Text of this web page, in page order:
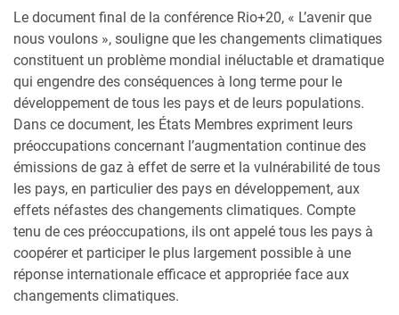
Le document final de la conférence Rio+20, « L’avenir que
nous voulons », souligne que les changements climatiques
constituent un problème mondial inéluctable et dramatique
qui engendre des conséquences à long terme pour le
développement de tous les pays et de leurs populations.
Dans ce document, les États Membres expriment leurs
préoccupations concernant l’augmentation continue des
émissions de gaz à effet de serre et la vulnérabilité de tous
les pays, en particulier des pays en développement, aux
effets néfastes des changements climatiques. Compte
tenu de ces préoccupations, ils ont appelé tous les pays à
coopérer et participer le plus largement possible à une
réponse internationale efficace et appropriée face aux
changements climatiques.